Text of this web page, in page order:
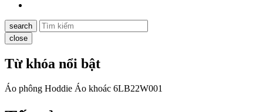
search
close
Từ khóa nổi bật
Áo phông Hoddie Áo khoác 6LB22W001